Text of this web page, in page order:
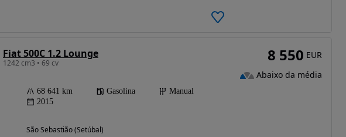
Fiat 500C 1.2 Lounge
1242 cm3 • 69 cv
68 641 km Gasolina
Manual
2015
São Sebastião (Setúbal)
8 550 EUR
Abaixo da média